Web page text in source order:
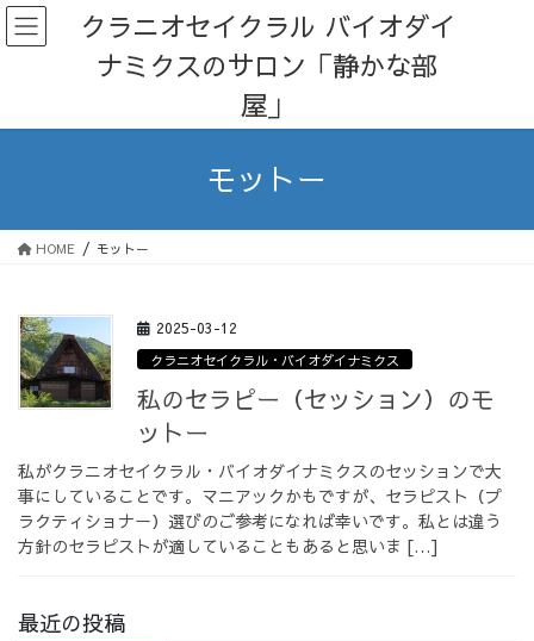
コ
ン
へ
プ
ナ
ビ
ョ
動
クラニオセイクラル バイオダイ
ナミクスのサロン「静かな部
屋」
モットー
HOME モットー
2025-03-12
クラニオセイクラル・バイオダイナミクス
私のセラピー（セッション）のモ
ットー
私がクラニオセイクラル・バイオダイナミクスのセッションで大
事にしていることです。マニアックかもですが、セラピスト（プ
ラクティショナー）選びのご参考になれば幸いです。私とは違う
方針のセラピストが適していることもあると思いま […]
最近の投稿